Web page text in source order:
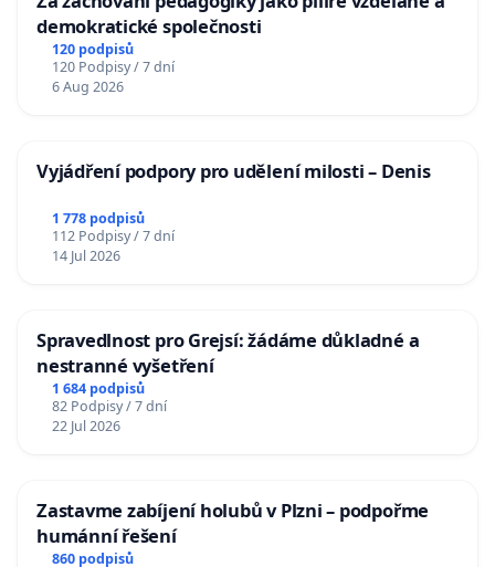
demokratické společnosti
120 podpisů
120 Podpisy / 7 dní
6 Aug 2026
Vyjádření podpory pro udělení milosti – Denis
1 778 podpisů
112 Podpisy / 7 dní
14 Jul 2026
Spravedlnost pro Grejsí: žádáme důkladné a
nestranné vyšetření
1 684 podpisů
82 Podpisy / 7 dní
22 Jul 2026
Zastavme zabíjení holubů v Plzni – podpořme
humánní řešení
860 podpisů